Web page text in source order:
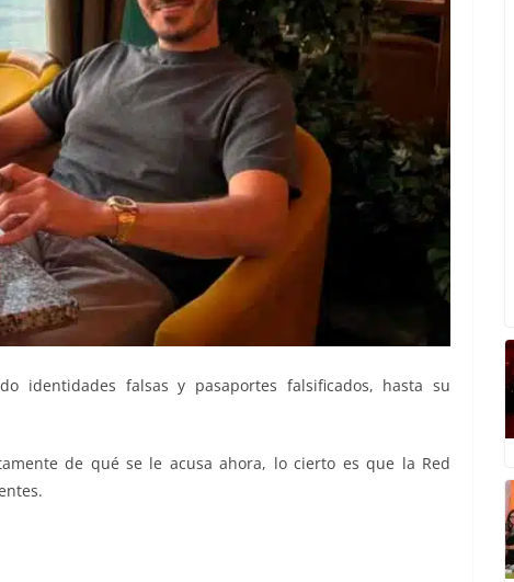
identidades falsas y pasaportes falsificados, hasta su
de qué se le acusa ahora, lo cierto es que la Red